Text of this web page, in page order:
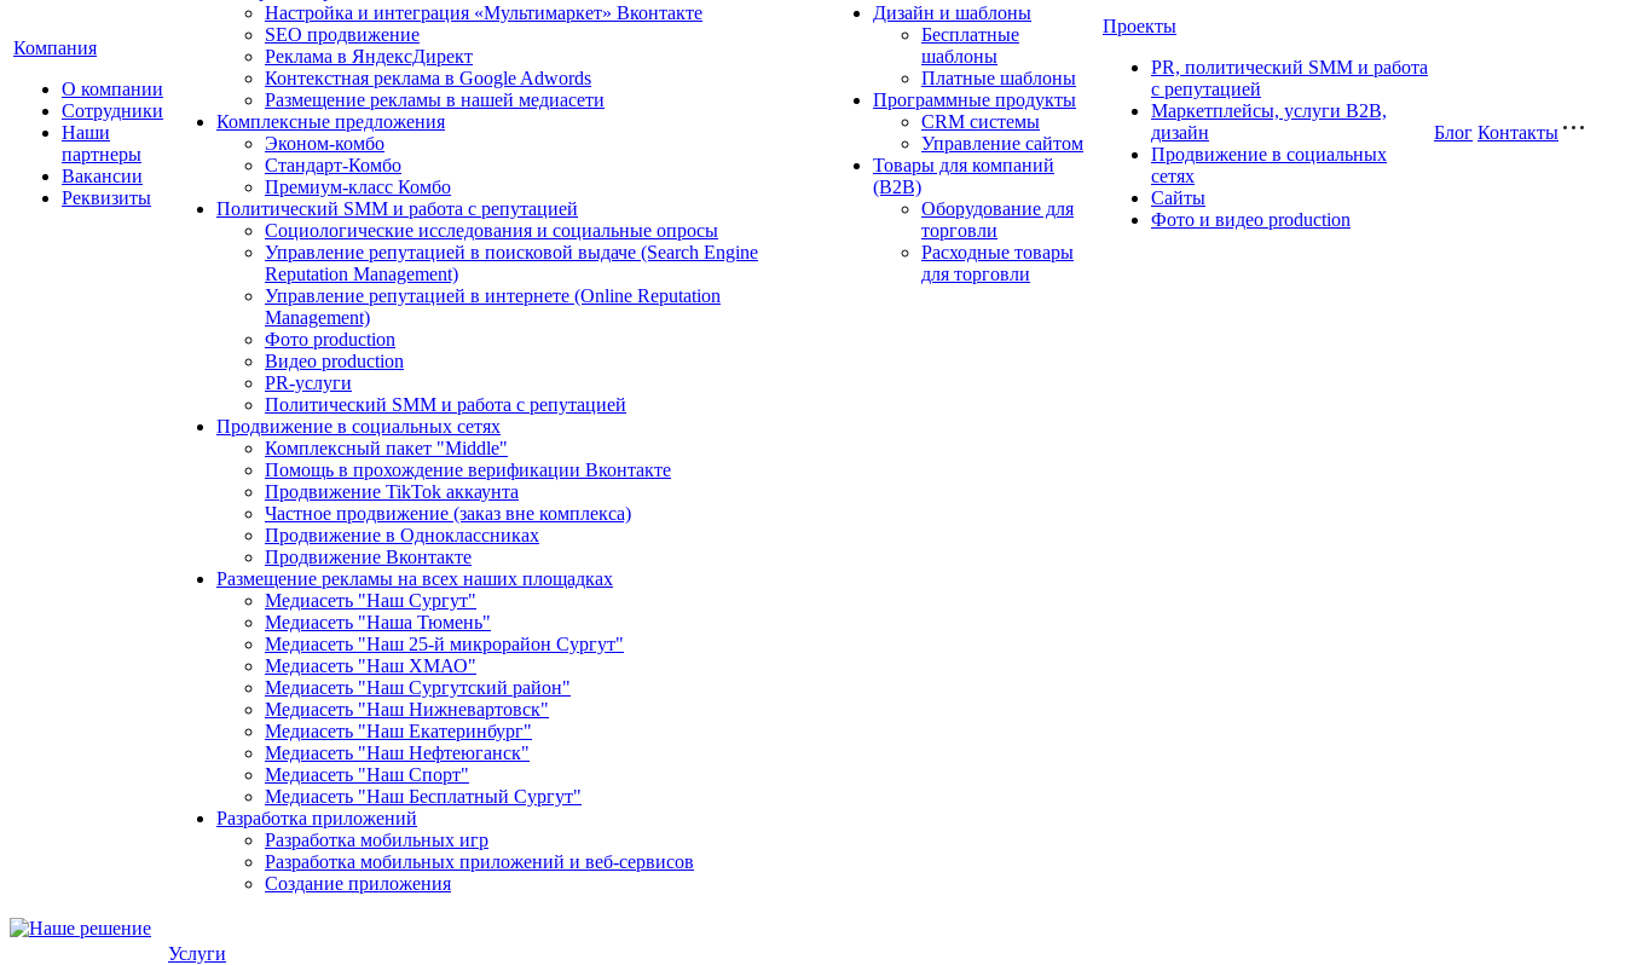
Компания
О компании
Сотрудники
Наши
партнеры
Вакансии
Реквизиты
Настройка и интеграция «Мультимаркет» Вконтакте
SEO продвижение
Реклама в ЯндексДирект
Контекстная реклама в Google Adwords
Размещение рекламы в нашей медиасети
Комплексные предложения
Эконом-комбо
Стандарт-Комбо
Премиум-класс Комбо
Политический SMM и работа с репутацией
Социологические исследования и социальные опросы
Управление репутацией в поисковой выдаче (Search Engine
Reputation Management)
Управление репутацией в интернете (Online Reputation
Management)
Фото production
Видео production
PR-услуги
Политический SMM и работа с репутацией
Продвижение в социальных сетях
Комплексный пакет "Middle"
Помощь в прохождение верификации Вконтакте
Продвижение TikTok аккаунта
Частное продвижение (заказ вне комплекса)
Продвижение в Одноклассниках
Продвижение Вконтакте
Размещение рекламы на всех наших площадках
Медиасеть "Наш Сургут"
Медиасеть "Наша Тюмень"
Медиасеть "Наш 25-й микрорайон Сургут"
Медиасеть "Наш ХМАО"
Медиасеть "Наш Сургутский район"
Медиасеть "Наш Нижневартовск"
Медиасеть "Наш Екатеринбург"
Медиасеть "Наш Нефтеюганск"
Медиасеть "Наш Спорт"
Медиасеть "Наш Бесплатный Сургут"
Разработка приложений
Разработка мобильных игр
Разработка мобильных приложений и веб-сервисов
Создание приложения
Дизайн и шаблоны
Бесплатные
шаблоны
Платные шаблоны
Программные продукты
CRM системы
Управление сайтом
Товары для компаний
(B2B)
Оборудование для
торговли
Расходные товары
для торговли
Проекты
PR, политический SMM и работа
с репутацией
Маркетплейсы, услуги B2B,
дизайн
Продвижение в социальных
сетях
Сайты
Фото и видео production
Блог Контакты
Услуги